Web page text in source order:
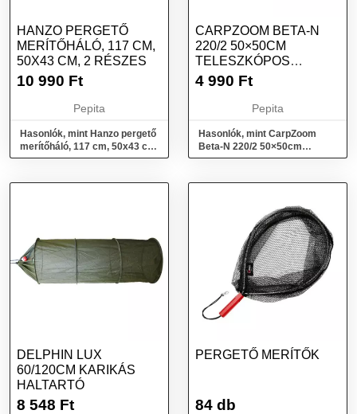
HANZO PERGETŐ
MERÍTŐHÁLÓ, 117 CM,
50X43 CM, 2 RÉSZES
10 990 Ft
Pepita
Hasonlók, mint Hanzo pergető
merítőháló, 117 cm, 50x43 cm,
2 részes
CARPZOOM BETA-N
220/2 50×50CM
TELESZKÓPOS
MERÍTŐSZÁK
4 990 Ft
Pepita
Hasonlók, mint CarpZoom
Beta-N 220/2 50×50cm
teleszkópos merítőszák
DELPHIN LUX
60/120CM KARIKÁS
HALTARTÓ
8 548 Ft
PERGETŐ MERÍTŐK
84 db